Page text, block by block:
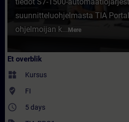
suunnitteluohjelmasta TIA
ohjelmoijan k... Mere
Et overblik
widgets Kursus
where_to_vote FI
access_time 5 days